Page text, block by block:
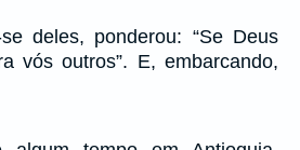
deles, ponderou: “Se Deus
vós outros”. E, embarcando,